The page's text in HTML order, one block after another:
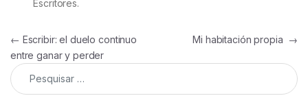
Escritores.
Navegação de Post
← Escribir: el duelo continuo
entre ganar y perder
Mi habitación propia →
Pesquisar por: